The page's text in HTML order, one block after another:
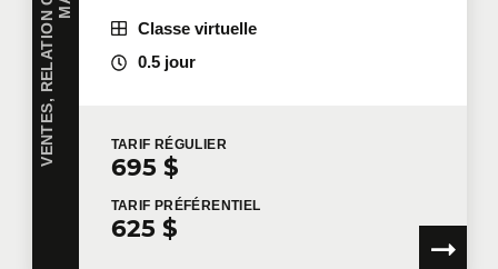
Téléphone
Entreprise
Nombre de participants*
Classe virtuelle
0.5 jour
TARIF RÉGULIER
695 $
TARIF PRÉFÉRENTIEL
625 $